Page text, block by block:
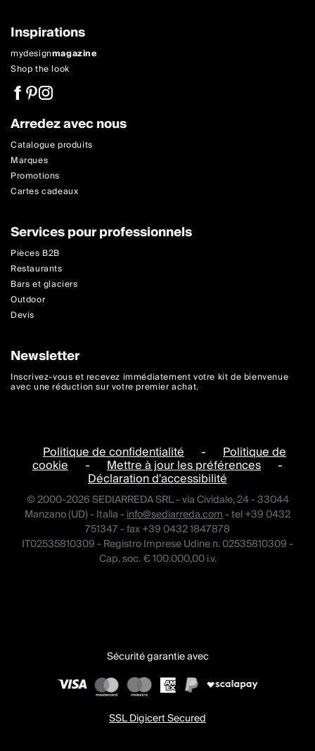
Inspirations
mydesignmagazine
Shop the look
Arredez avec nous
Catalogue produits
Marques
Promotions
Cartes cadeaux
Services pour professionnels
Pièces B2B
Restaurants
Bars et glaciers
Outdoor
Devis
Newsletter
Inscrivez-vous et recevez immédiatement votre kit de bienvenue
avec une réduction sur votre premier achat.
Politique de confidentialité - Politique de
cookie - Mettre à jour les préférences -
Déclaration d'accessibilité
© 2000-2026 SEDIARREDA SRL - via Cividale, 24 - 33044
Manzano (UD) - Italia -info@sediarreda.com- tel +39 0432
751347 - fax +39 0432 1847878
IT02535810309 - Registro Imprese Udine n. 02535810309 -
Cap. soc. € 100.000,00 i.v.
Sécurité garantie avec
SSL Digicert Secured